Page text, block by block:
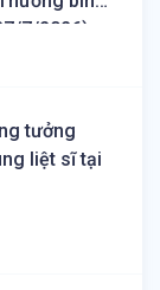
7/2026)
tưởng
liệt sĩ tại